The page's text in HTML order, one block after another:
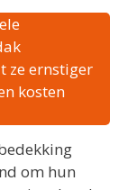
ze ernstiger
kosten
om hun